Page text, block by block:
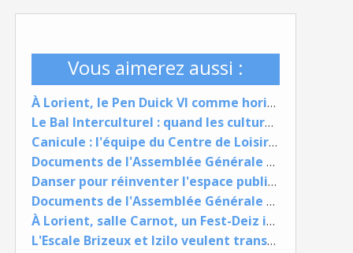
Vous aimerez aussi :
À Lorient, le Pen Duick VI comme horizon pour reprendre confiance
Le Bal Interculturel : quand les cultures deviennent un langage commun
Canicule : l'équipe du Centre de Loisirs de Nouvelle-Ville s'adapte pour garantir des vacances de qualité
Documents de l'Assemblée Générale 9 juin 2026
Danser pour réinventer l'espace public : quand l'Orientis devient un lieu de vie
Documents de l'Assemblée Générale 9 juin 2026
À Lorient, salle Carnot, un Fest-Deiz interculturel, carrefour vibrant des cultures et du vivre-ensemble
L'Escale Brizeux et Izilo veulent transformer les lieux de passage en espaces de vie